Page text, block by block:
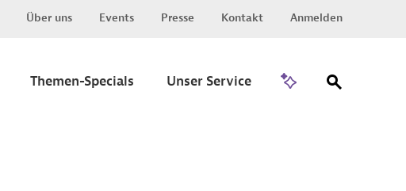
Über uns Events Presse Kontakt Anmelden
Themen-Specials Unser Service